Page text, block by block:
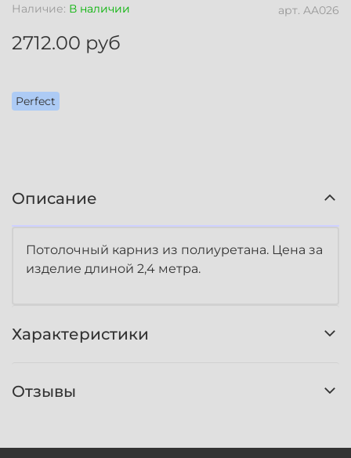
арт. AA026
Наличие: В наличии
Perfect
2712.00 руб
Описание
Потолочный карниз из полиуретана. Цена за
изделие длиной 2,4 метра.
Характеристики
Отзывы